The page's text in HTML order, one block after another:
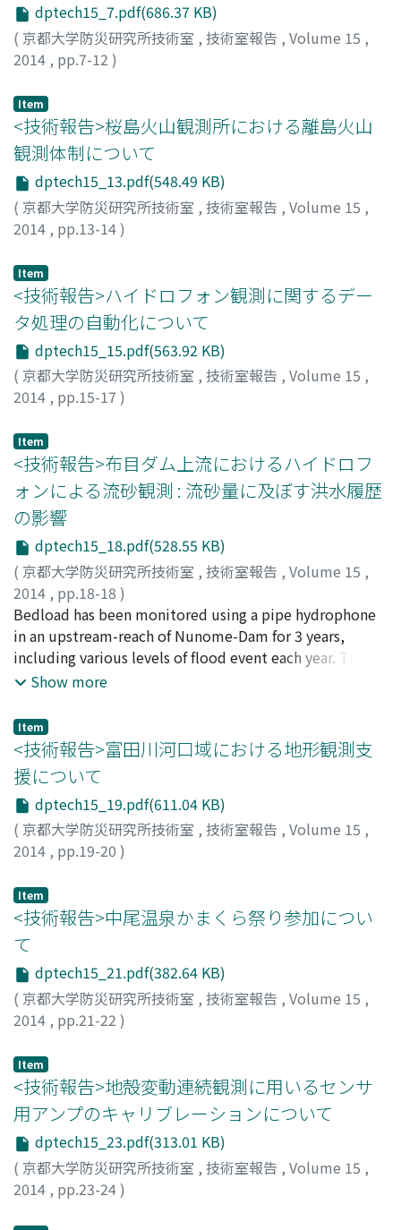
dptech15_7.pdf(686.37 KB)
( 京都大学防災研究所技術室 , 技術室報告 , Volume 15 ,
2014 , pp.7-12 )
Item
<技術報告>桜島火山観測所における離島火山
観測体制について
dptech15_13.pdf(548.49 KB)
( 京都大学防災研究所技術室 , 技術室報告 , Volume 15 ,
2014 , pp.13-14)
Item
<技術報告>ハイドロフォン観測に関するデー
タ処理の自動化について
dptech15_15.pdf(563.92 KB)
( 京都大学防災研究所技術室 , 技術室報告 , Volume 15 ,
2014 , pp.15-17 )
Item
<技術報告>布目ダム上流におけるハイドロフ
ォンによる流砂観測 : 流砂量に及ぼす洪水履歴
の影響
dptech15_18.pdf(528.55 KB)
( 京都大学防災研究所技術室 , 技術室報告 , Volume 15 ,
2014 , pp.18-18 )
米田, 格; 冨阪, 和秀;山崎, 友也 ;小林, 草平;竹門, 康弘;角,
哲也; YONEDA, Itaru;TOMISAKA, Kazuhide;YAMAZAKI,
Tomoya;KOBAYASHI, Sohei;TAKEMON, Yasuhiro ;
Tetsuya;20378920
ヤスヒロ
Bedload has been monitored using a pipe hydrophone
in an upstream-reach of Nunome-Dam for 3 years,
including various levels of flood event each year. The
hysteresis curve between discharge and bedload in each
large flood. Bedload at given discharge was equal
between rising and receding phases in events preceding
to a large flood, while that of rising phase increased in a
few events after the large flood. Bedload is likely to
increase temporally after a sediment supply from banks
and tributaries occurring during large floods.
Show more
Item
<技術報告>富田川河口域における地形観測支
援について
dptech15_19.pdf(611.04 KB)
( 京都大学防災研究所技術室 , 技術室報告 , Volume 15 ,
2014 , pp.19-20 )
Item
<技術報告>中尾温泉かまくら祭り参加につい
て
dptech15_21.pdf(382.64 KB)
( 京都大学防災研究所技術室 , 技術室報告 , Volume 15 ,
2014 , pp.21-22 )
Item
<技術報告>地殻変動連続観測に用いるセンサ
用アンプのキャリブレーションについて
dptech15_23.pdf(313.01 KB)
( 京都大学防災研究所技術室 , 技術室報告 , Volume 15 ,
2014 , pp.23-24)